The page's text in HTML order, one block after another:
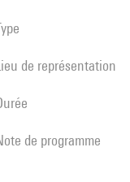
Type
Lieu de représentation
durée
note de programme